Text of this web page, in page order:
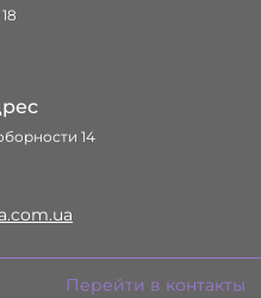
14
Перейти в контакты